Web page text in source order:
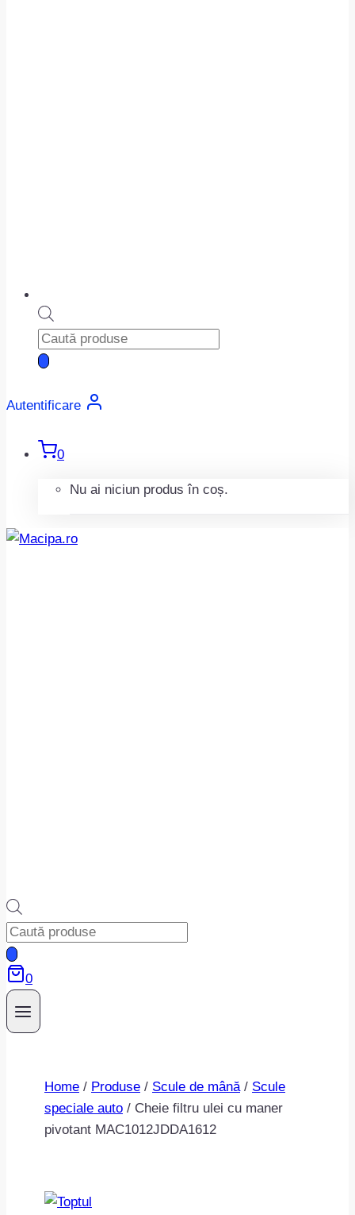
Products
search
Autentificare
0
Nu ai niciun produs în coș.
Products
search
0
Home / Produse / Scule de mână / Scule
speciale auto / Cheie filtru ulei cu maner
pivotant MAC1012JDDA1612